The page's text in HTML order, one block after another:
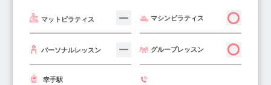
マットピラティス マシンピラティス
パーソナルレッスン グループレッスン
幸手駅